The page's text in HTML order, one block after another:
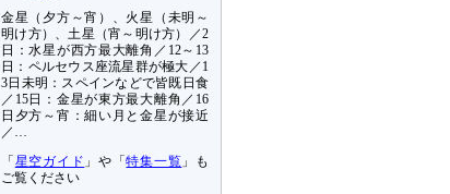
金星（夕方～宵）、火星（未明～
明け方）、土星（宵～明け方）／2
日：水星が西方最大離角／12～13
日：ペルセウス座流星群が極大／1
3日未明：スペインなどで皆既日食
／15日：金星が東方最大離角／16
日夕方～宵：細い月と金星が接近
／…
「 星空ガイド 」や「特集一覧 」も
ご覧ください